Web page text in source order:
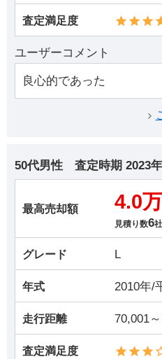
査定満足度
ユーザーコメント
良心的であった
50代男性 査定時期 2023
最高売却額 4.0
見積り数6
グレード L
年式 2010年/
走行距離 70,001
査定満足度